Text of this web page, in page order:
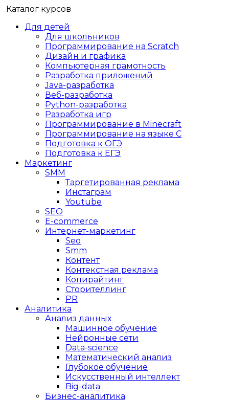
Каталог курсов
Для детей
Для школьников
Программирование на Scratch
Дизайн и графика
Компьютерная грамотность
Разработка приложений
Java-разработка
Веб-разработка
Python-разработка
Разработка игр
Программирование в Minecraft
Программирование на языке C
Подготовка к ОГЭ
Подготовка к ЕГЭ
Маркетинг
SMM
Таргетированная реклама
Инстаграм
Youtube
SEO
E-сommerce
Интернет-маркетинг
Seo
Smm
Контент
Контекстная реклама
Копирайтинг
Сторителлинг
PR
Аналитика
Анализ данных
Машинное обучение
Нейронные сети
Data-science
Математический анализ
Глубокое обучение
Искусственный интеллект
Big-data
Бизнес-аналитика